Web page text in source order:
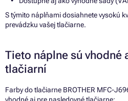
S týmito náplňami dosiahnete vysokú
prevádzku vašej tlačiarne.
Tieto náplne sú vhodné
tlačiarní
Farby do tlačiarne BROTHER MFC-
vhodné aj pre nasledovné tlačiarne: